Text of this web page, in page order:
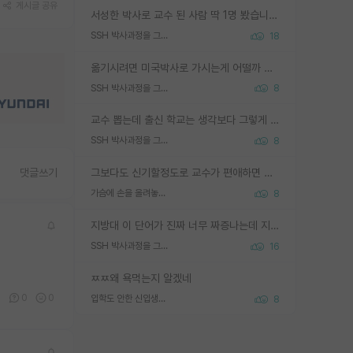
서성한 박사로 교수 된 사람 딱 1명 봤습니다. 근데 지방대 박사로 교수된 거는 기적이 일어나야되요. 서성한 학부부터여도 빡센게 교수임용일텐데 지방대박사로 무슨 교수가 되나요...... 중소기업/중견기업 팀장급/연구소장급이나 될거 같네요.
SSH 박사과정을 그만두고 지방대 박사로 옮기면 교수의 꿈은 끝일까요? 18
옮기시려면 미국박사로 가시는게 어떨까 싶네요. 교수가 꿈이면 미국박사 하고 미국교수 까지 같이 노리시는게 기회가 많지 않을까요?
SSH 박사과정을 그만두고 지방대 박사로 옮기면 교수의 꿈은 끝일까요? 8
교수 뽑는데 출신 학교는 생각보다 그렇게 안 봄. 앞으로는 더 안 보게 될거임. 박사는 어디서 진행해도 됨. 단, 제대로 쌓고 좋은 실적 만들 수 있다면. 그런데 지방대는 그럴 가능성이 지극히 낮음. 나만 열심히 잘 하면 된다? 인간은 주변 환경에 지배되는 나약한 존재임. 주변의 지방대 대학원생과 섞이고 지방 특유의 여유로움 또는 나쁘게 얘기해서 나태함에 젖어 살다보면 교수의 꿈 자체를 잊어버리게 될 가능성도 있음. 주변 환경이 70~80%임.
SSH 박사과정을 그만두고 지방대 박사로 옮기면 교수의 꿈은 끝일까요? 8
그보다도 신기할정도로 교수가 편애하면 그사람만 논문이 되더라구요 내용이 다른 사람보다 허접해도요
가슴에 손을 올려놓고 싫어하는 사람 불공정하게 리뷰 8
지방대 이 단어가 진짜 너무 짜증나는데 지방대면 다 그냥 쓰레기인가요? 무슨 말 같지도 않은 댓글들이 있는건지??? 지방에도 충분히 좋은 대학 많고 충분히 잘하는 교수님들 많습니다 포항공대 4개 IST 대표 지거국들 여기 모두 다 지방에 있고 여기 출신들 중에 교수하는 분들 적지 않습니다 지거국 출신이 무슨 교수를 하냐?라고 생각할 사람들 많은데 상위 대표 지거국에 아웃라이어들 많습니다 결국 개인의 연구역량과 실적이 중요합니다 이 역량을 펼치는데 있어서 지도교수와의 합도 중요합니다. 그리고 경력이 필요하면 해외포닥까지 다녀오세요
SSH 박사과정을 그만두고 지방대 박사로 옮기면 교수의 꿈은 끝일까요? 16
ㅉㅉ왜 욕먹는지 알겠네
입학도 안한 신입생이 원래 관심을 받나요 8
댓글쓰기